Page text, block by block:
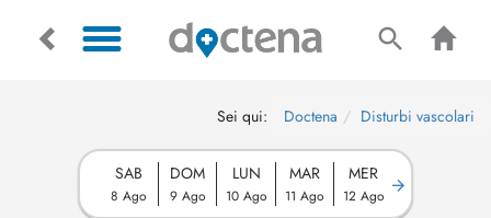
Sei qui: Doctena Disturbi vascolari
SAB
8 Ago
DOM
9 Ago
LUN
10 Ago
MAR
11 Ago
MER
12 Ago